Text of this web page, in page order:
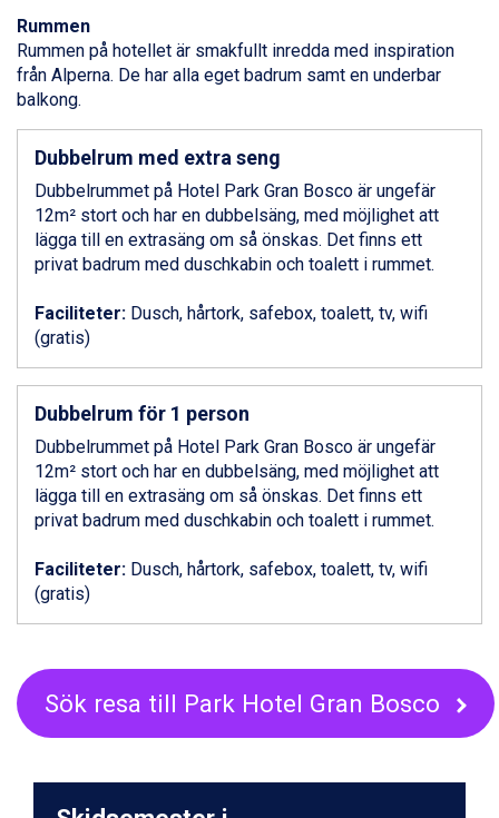
Champoluc från 5.945 kr.
Sestriere från 6.945 kr.
Ischgl från 11.295 kr.
Wagrain från 7.095 kr.
Fieberbrunn från 9.645 kr.
Val Thorens från 8.395 kr.
St. Anton från 11.245 kr.
Zell am See från 6.295 kr.
Canazei från 7.195 kr.
Livigno från 5.595 kr.
Sauze dOulx från 6.145 kr.
Alleghe från 8.545 kr.
Bad Gastein från 6.295 kr.
La Thuile från 7.045 kr.
Cervinia från 8.245 kr.
Sölden från 12.995 kr.
Passo Tonale från 5.895 kr.
Bad Hofgastein från 8.595 kr.
Saalbach från 9.445 kr.
Sestriere från 6.945 kr.
Ischgl från 11.295 kr.
Wagrain från 7.095 kr.
Val Thorens från 8.395 kr.
St. Anton från 11.245 kr.
Rummen
Rummen på hotellet är smakfullt inredda med inspiration
från Alperna. De har alla eget badrum samt en underbar
balkong.
Dubbelrum med extra seng
Dubbelrummet på Hotel Park Gran Bosco är ungefär
12m² stort och har en dubbelsäng, med möjlighet att
lägga till en extrasäng om så önskas. Det finns ett
privat badrum med duschkabin och toalett i rummet.
Faciliteter: Dusch, hårtork, safebox, toalett, tv, wifi
(gratis)
Dubbelrum för 1 person
Dubbelrummet på Hotel Park Gran Bosco är ungefär
12m² stort och har en dubbelsäng, med möjlighet att
lägga till en extrasäng om så önskas. Det finns ett
privat badrum med duschkabin och toalett i rummet.
Faciliteter: Dusch, hårtork, safebox, toalett, tv, wifi
(gratis)
Sök resa till Park Hotel Gran Bosco